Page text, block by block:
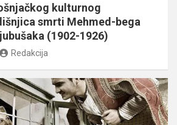
kulturnog
smrti Mehmed-bega
(1902-1926)
Redakcija